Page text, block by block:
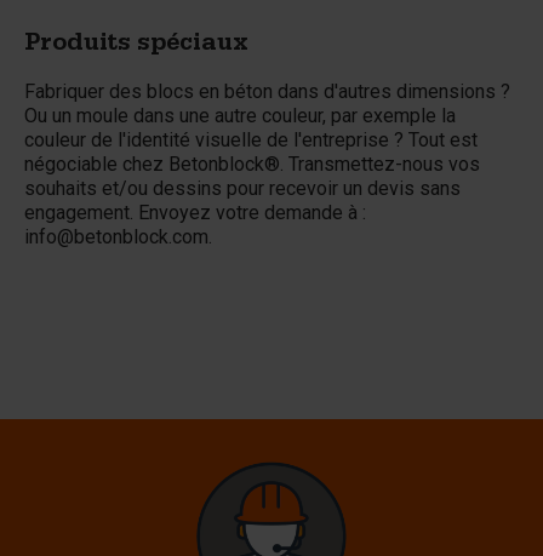
Produits spéciaux
Fabriquer des blocs en béton dans d'autres dimensions ?
Ou un moule dans une autre couleur, par exemple la
couleur de l'identité visuelle de l'entreprise ? Tout est
négociable chez Betonblock®. Transmettez-nous vos
souhaits et/ou dessins pour recevoir un devis sans
engagement. Envoyez votre demande à :
info@betonblock.com